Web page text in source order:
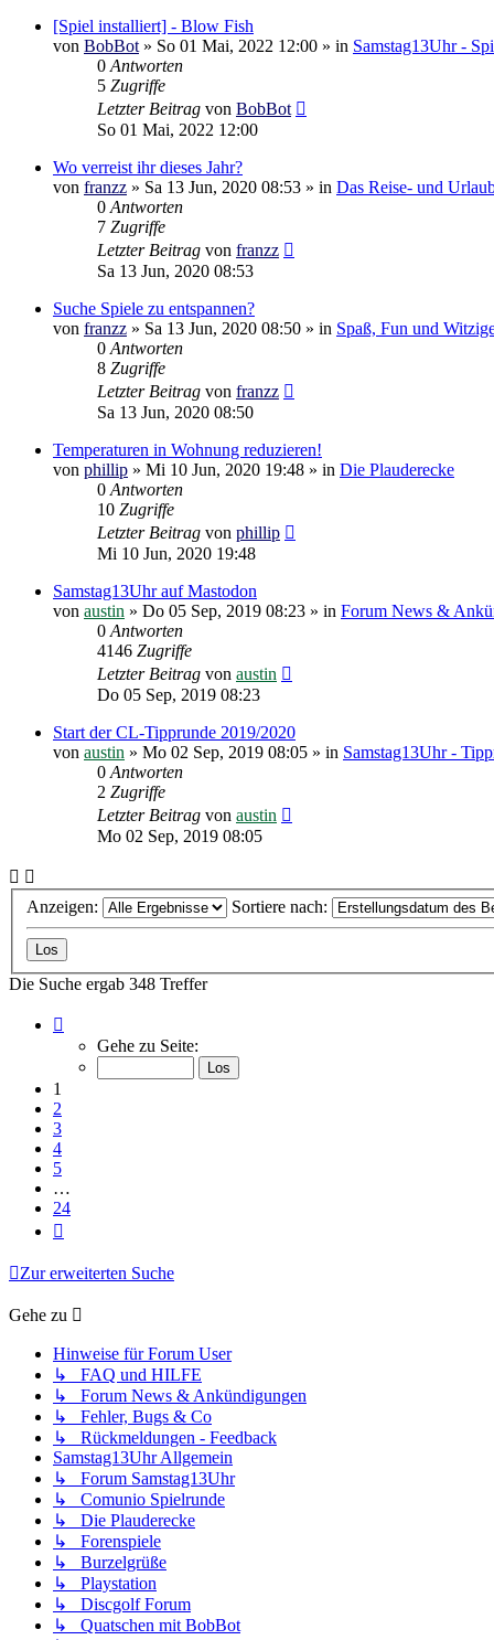
[Spiel installiert] - Blow Fish
von BobBot » So 01 Mai, 2022 12:00 » in Samstag13Uhr -
0 Antworten
5 Zugriffe
Letzter Beitrag von BobBot
So 01 Mai, 2022 12:00
Wo verreist ihr dieses Jahr?
von franzz » Sa 13 Jun, 2020 08:53 » in Das Reise- und
0 Antworten
7 Zugriffe
Letzter Beitrag von franzz
Sa 13 Jun, 2020 08:53
Suche Spiele zu entspannen?
von franzz » Sa 13 Jun, 2020 08:50 » in Spaß, Fun und
0 Antworten
8 Zugriffe
Letzter Beitrag von franzz
Sa 13 Jun, 2020 08:50
Temperaturen in Wohnung reduzieren!
von phillip » Mi 10 Jun, 2020 19:48 » in Die Plauderecke
0 Antworten
10 Zugriffe
Letzter Beitrag von phillip
Mi 10 Jun, 2020 19:48
Samstag13Uhr auf Mastodon
von austin » Do 05 Sep, 2019 08:23 » in Forum News &
0 Antworten
4146 Zugriffe
Letzter Beitrag von austin
Do 05 Sep, 2019 08:23
Start der CL-Tipprunde 2019/2020
von austin » Mo 02 Sep, 2019 08:05 » in Samstag13Uhr -
0 Antworten
2 Zugriffe
Letzter Beitrag von austin
Mo 02 Sep, 2019 08:05
Anzeigen: Sortiere nach:
Die Suche ergab 348 Treffer
von
Gehe zu Seite:
1
2
3
4
5
…
24
Zur erweiterten Suche
Gehe zu
Hinweise für Forum User
↳ FAQ und HILFE
↳ Forum News & Ankündigungen
↳ Fehler, Bugs & Co
↳ Rückmeldungen - Feedback
Samstag13Uhr Allgemein
↳ Forum Samstag13Uhr
↳ Comunio Spielrunde
↳ Die Plauderecke
↳ Forenspiele
↳ Burzelgrüße
↳ Playstation
↳ Discgolf Forum
↳ Quatschen mit BobBot